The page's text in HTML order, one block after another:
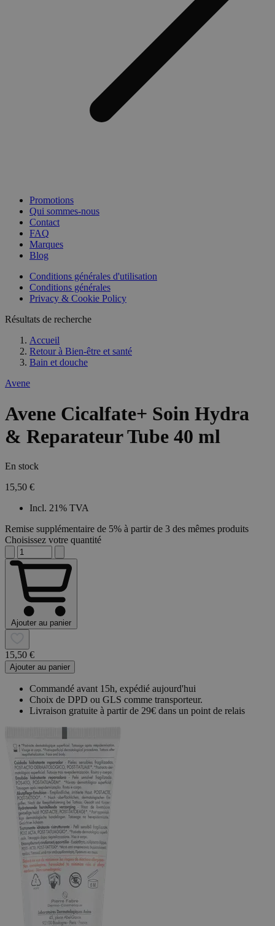
Promotions
Qui sommes-nous
Contact
FAQ
Marques
Blog
Conditions générales d'utilisation
Conditions générales
Privacy & Cookie Policy
Résultats de recherche
Accueil
Retour à Bien-être et santé
Bain et douche
Avene
Avene Cicalfate+ Soin Hydra
& Reparateur Tube 40 ml
En stock
15,50 €
Incl. 21% TVA
Remise supplémentaire de 5% à partir de 3 des mêmes produits
Choisissez votre quantité
Ajouter au panier
15,50 €
Ajouter au panier
Commandé avant 15h, expédié aujourd'hui
Choix de DPD ou GLS comme transporteur.
Livraison gratuite à partir de 29€ dans un point de relais